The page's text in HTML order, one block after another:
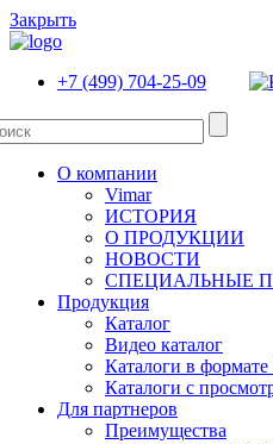
Закрыть
+7 (499) 704-25-09
О компании
Vimar
ИСТОРИЯ
О ПРОДУКЦИИ
НОВОСТИ
СПЕЦИАЛЬНЫЕ
Продукция
Каталог
Видео каталог
Каталоги в
Каталоги с
Для партнеров
Преимущества